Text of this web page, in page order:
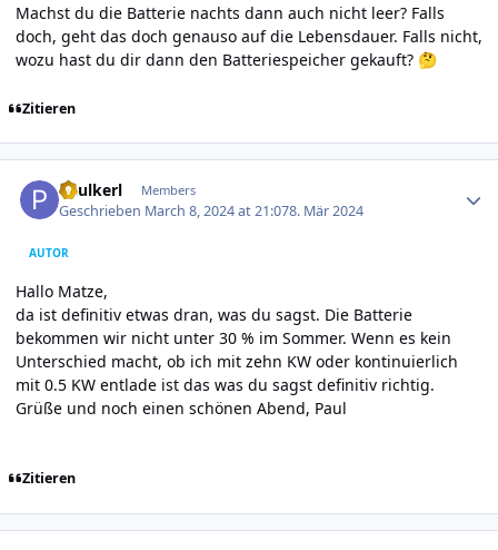
Machst du die Batterie nachts dann auch nicht leer? Falls
doch, geht das doch genauso auf die Lebensdauer. Falls nicht,
wozu hast du dir dann den Batteriespeicher gekauft? 🤔
Zitieren
Paulkerl Members
Geschrieben March 8, 2024 at 21:078. Mär 2024
AUTOR
Hallo Matze,
da ist definitiv etwas dran, was du sagst. Die Batterie
bekommen wir nicht unter 30 % im Sommer. Wenn es kein
Unterschied macht, ob ich mit zehn KW oder kontinuierlich
mit 0.5 KW entlade ist das was du sagst definitiv richtig.
Grüße und noch einen schönen Abend, Paul
Zitieren